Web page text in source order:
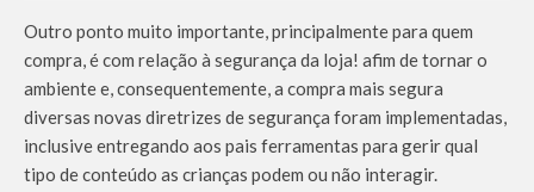
Outro ponto muito importante, principalmente para quem
compra, é com relação à segurança da loja! afim de tornar o
ambiente e, consequentemente, a compra mais segura
diversas novas diretrizes de segurança foram implementadas,
inclusive entregando aos pais ferramentas para gerir qual
tipo de conteúdo as crianças podem ou não interagir.